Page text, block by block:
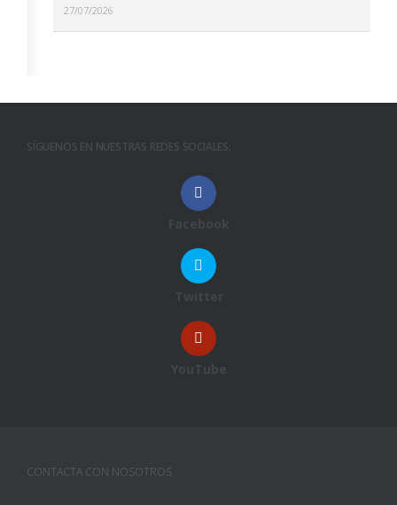
27/07/2026
SÍGUENOS EN NUESTRAS REDES SOCIALES:
Facebook
Twitter
YouTube
CONTACTA CON NOSOTROS